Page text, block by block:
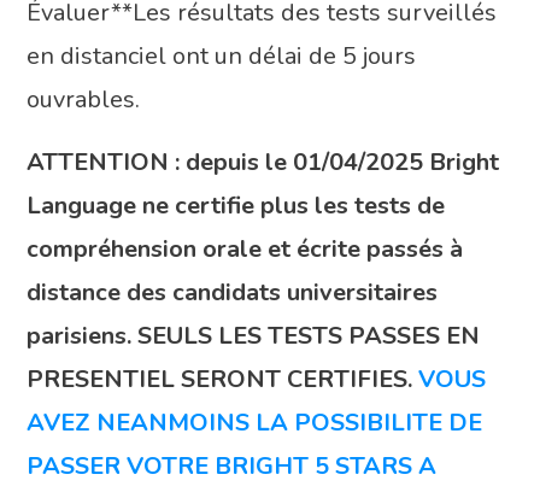
Évaluer**Les résultats des tests surveillés
en distanciel ont un délai de 5 jours
ouvrables.
ATTENTION : depuis le 01/04/2025 Bright
Language ne certifie plus les tests de
compréhension orale et écrite passés à
distance des candidats universitaires
parisiens. SEULS LES TESTS PASSES EN
PRESENTIEL SERONT CERTIFIES.VOUS
AVEZ NEANMOINS LA POSSIBILITE DE
PASSER VOTRE BRIGHT 5 STARS A